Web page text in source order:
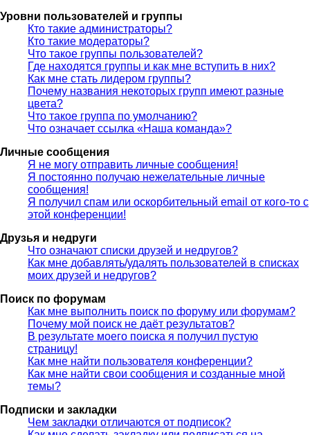
Уровни пользователей и группы
Кто такие администраторы?
Кто такие модераторы?
Что такое группы пользователей?
Где находятся группы и как мне вступить в них?
Как мне стать лидером группы?
Почему названия некоторых групп имеют разные
цвета?
Что такое группа по умолчанию?
Что означает ссылка «Наша команда»?
Личные сообщения
Я не могу отправить личные сообщения!
Я постоянно получаю нежелательные личные
сообщения!
Я получил спам или оскорбительный email от кого-то с
этой конференции!
Друзья и недруги
Что означают списки друзей и недругов?
Как мне добавлять/удалять пользователей в списках
моих друзей и недругов?
Поиск по форумам
Как мне выполнить поиск по форуму или форумам?
Почему мой поиск не даёт результатов?
В результате моего поиска я получил пустую
страницу!
Как мне найти пользователя конференции?
Как мне найти свои сообщения и созданные мной
темы?
Подписки и закладки
Чем закладки отличаются от подписок?